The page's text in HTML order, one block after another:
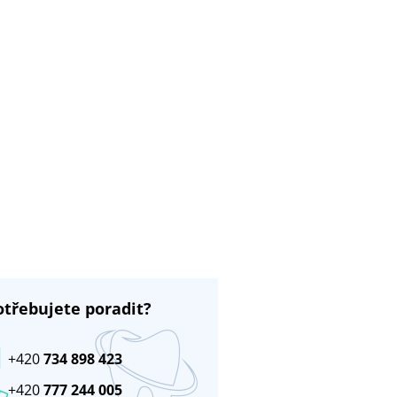
poradit?
+420777 244 005
+420734 898 423